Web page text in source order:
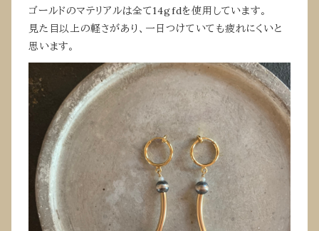
ゴールドのマテリアルは全て14gfdを使用しています。
見た目以上の軽さがあり、一日つけていても疲れにくいと
思います。